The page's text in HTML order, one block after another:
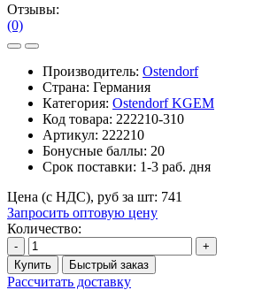
Отзывы:
(0)
Производитель: Ostendorf
Страна: Германия
Категория: Ostendorf KGEM
Код товара: 222210-310
Артикул: 222210
Бонусные баллы: 20
Срок поставки: 1-3 раб. дня
Цена (с НДС), руб за шт: 741
Запросить оптовую цену
Количество:
-
+
Купить
Быстрый заказ
Рассчитать доставку